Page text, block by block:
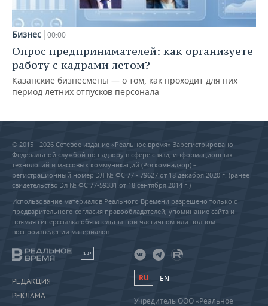
Бизнес 00:00
Опрос предпринимателей: как организуете
работу с кадрами летом?
Казанские бизнесмены — о том, как проходит для них
период летних отпусков персонала
© 2015 - 2026 Сетевое издание «Реальное время» Зарегистрировано
Федеральной службой по надзору в сфере связи, информационных
технологий и массовых коммуникаций (Роскомнадзор) –
регистрационный номер ЭЛ № ФС 77 - 79627 от 18 декабря 2020 г. (ранее
свидетельство Эл № ФС 77-59331 от 18 сентября 2014 г.)
Использование материалов Реального Времени разрешено только с
предварительного согласия правообладателей, упоминание сайта и
прямая гиперссылка обязательны при частичном или полном
воспроизведении материалов.
18+
РЕДАКЦИЯ
РЕКЛАМА
RU EN
Учредитель ООО «Реальное